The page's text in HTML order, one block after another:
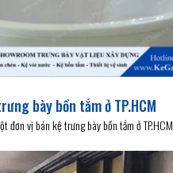
bày bồn tắm ở TP.HCM
đơn vị bán kệ trưng bày bồn tắm ở TP.HCM